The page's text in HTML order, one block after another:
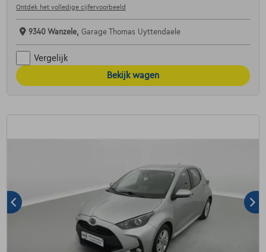
Ontdek het volledige cijfervoorbeeld
9340 Wanzele, Garage Thomas Uyttendaele
Vergelijk
Bekijk wagen